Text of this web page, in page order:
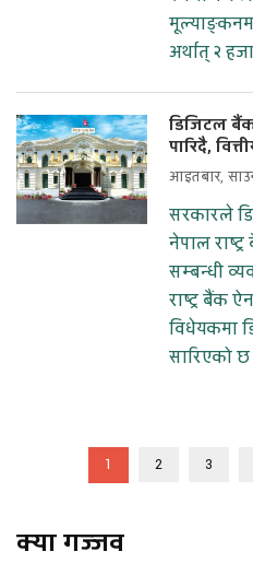
अर्थात् २
डिजिटल
पारिदै,
आइतबार,
सरकारले
नेपाल
सम्बन्धी
राष्ट्र बैंक
विधेयकमा
सारिएको छ
1 2 3
क्या गज्जव